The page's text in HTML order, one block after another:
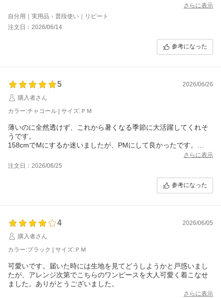
チャコールはブラックよりも軽さが出ていい感じです
さらに表示
自分用｜実用品・普段使い｜リピート
注文日：2026/06/14
参考になった
5
2026/06/26
購入者さん
カラー:チャコール | サイズ:ＰＭ
薄いのに全然透けず、これから暑くなる季節に大活躍してくれそ
うです。
158cmでMにするか迷いましたが、PMにして良かったです。
スカートが広がりやすいのでこのくらいの丈の方が安心して着れ
さらに表示
注文日：2026/06/25
参考になった
4
2026/06/05
購入者さん
カラー:ブラック | サイズ:ＰＭ
可愛いです。届いた時には生地を見てどうしようかと戸惑いまし
たが、アレンジ次第でこちらのワンピースを大人可愛く着こなせ
ました。ありがとうございました。
さらに表示